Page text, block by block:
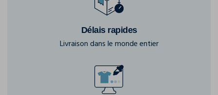
Délais rapides
Livraison dans le monde entier